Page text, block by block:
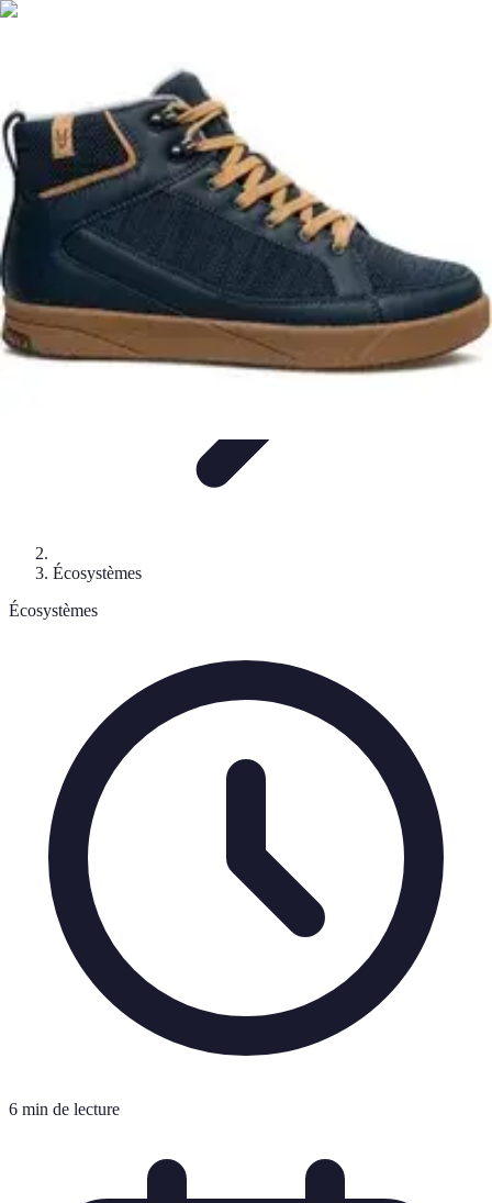
Géographie Explore
Géographie Explore
Écosystèmes
Écosystèmes
6 min de lecture